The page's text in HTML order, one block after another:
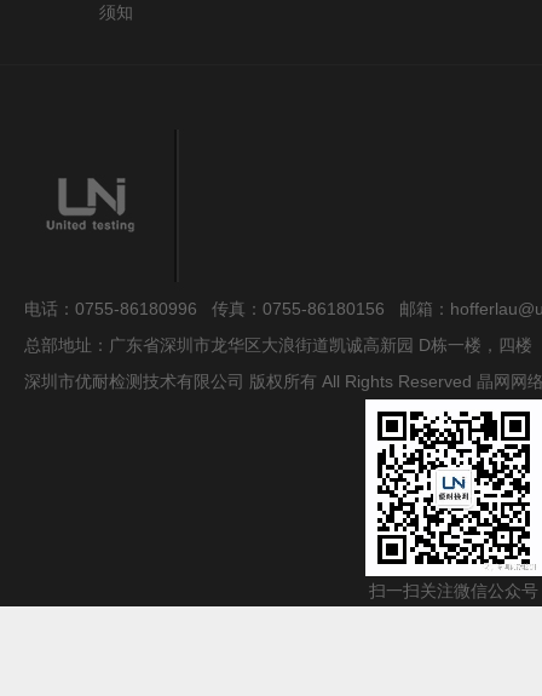
须知
电话：0755-86180996 传真：0755-86180156 邮箱：
总部地址：广东省深圳市龙华区大浪街道凯诚高新园 D栋一楼，四楼
深圳市优耐检测技术有限公司 版权所有 All Rights Reserved 晶网网
扫一扫关注微信公众号